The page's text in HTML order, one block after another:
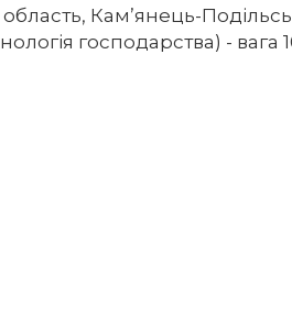
Кам’янець-
господарства) - вага